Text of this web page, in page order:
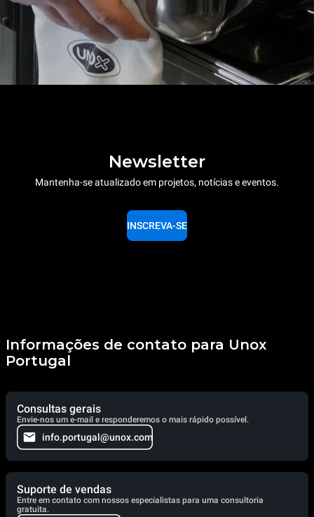
Newsletter
Mantenha-se atualizado em projetos, notícias e eventos.
INSCREVA-SE
Informações de contato para Unox
Portugal
Consultas gerais
Envie-nos um e-mail e responderemos o mais rápido possível.
info.portugal@unox.com
Suporte de vendas
Entre em contato com nossos especialistas para uma consultoria
gratuita.